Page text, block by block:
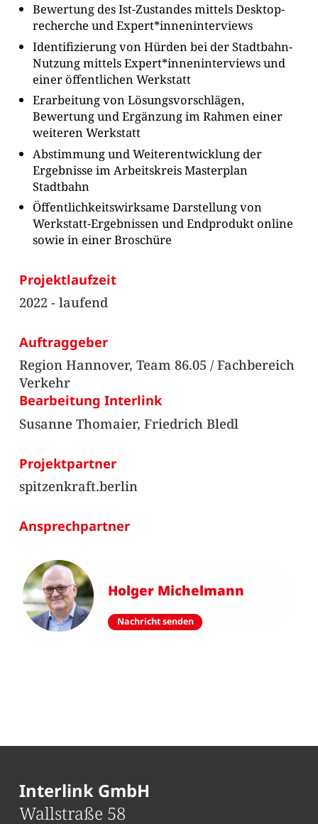
Bewertung des Ist-Zustandes mittels Desktop-
recherche und Expert*inneninterviews
Identifizierung von Hürden bei der Stadtbahn-
Nutzung mittels Expert*inneninterviews und
einer öffentlichen Werkstatt
Erarbeitung von Lösungsvorschlägen,
Bewertung und Ergänzung im Rahmen einer
weiteren Werkstatt
Abstimmung und Weiterentwicklung der
Ergebnisse im Arbeitskreis Masterplan
Stadtbahn
Öffentlichkeitswirksame Darstellung von
Werkstatt-Ergebnissen und Endprodukt online
sowie in einer Broschüre
Projektlaufzeit
2022 - laufend
Auftraggeber
Region Hannover, Team 86.05 / Fachbereich
Verkehr
Bearbeitung Interlink
Susanne Thomaier, Friedrich Bledl
Projektpartner
spitzenkraft.berlin
Ansprechpartner
Holger Michelmann
Nachricht senden
Interlink GmbH
Wallstraße 58